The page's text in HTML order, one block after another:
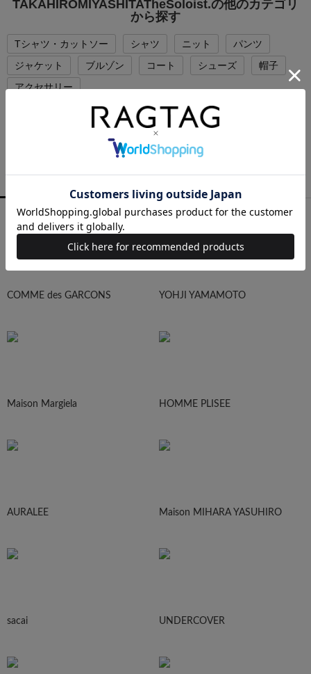
TAKAHIROMIYASHITATheSoloist.の他のカテゴリ
から探す
Tシャツ・カットソー シャツ ニット
パンツ
ジャケット
ブルゾン コート シューズ
帽子
アクセサリー
PICK UP BRAND
RAGTAGバイヤーの厳選ブランド
COMME des GARCONS YOHJI YAMAMOTO
Maison Margiela HOMME PLISEE
AURALEE Maison MIHARA YASUHIRO
sacai UNDERCOVER